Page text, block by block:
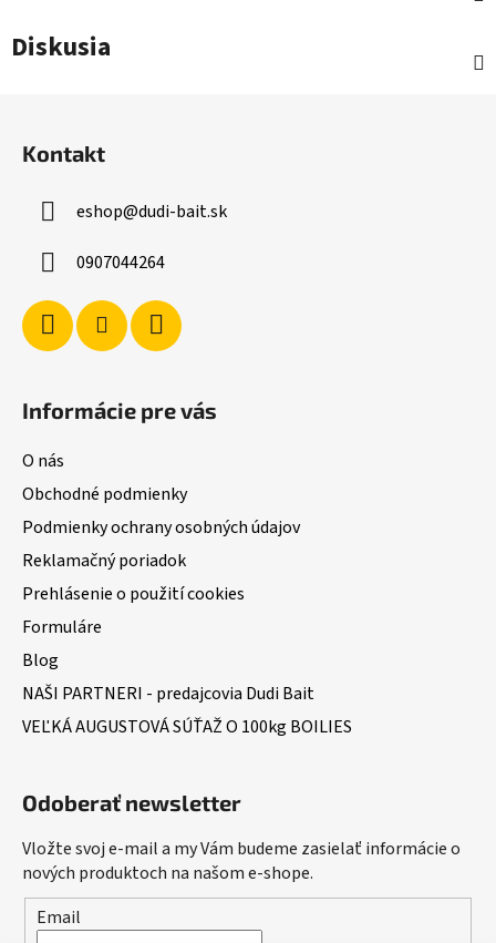
Diskusia
Kontakt
eshop@dudi-bait.sk
0907044264
Informácie pre vás
O nás
Obchodné podmienky
Podmienky ochrany osobných údajov
Reklamačný poriadok
Prehlásenie o použití cookies
Formuláre
Blog
NAŠI PARTNERI - predajcovia Dudi Bait
VEĽKÁ AUGUSTOVÁ SÚŤAŽ O 100kg BOILIES
Odoberať newsletter
Vložte svoj e-mail a my Vám budeme zasielať informácie o
nových produktoch na našom e-shope.
Email